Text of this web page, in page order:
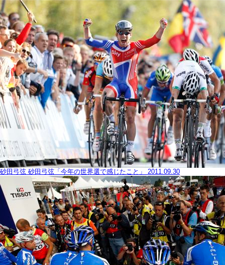
砂田弓弦 砂田弓弦「今年の世界選で感じたこと」 2011.09.30